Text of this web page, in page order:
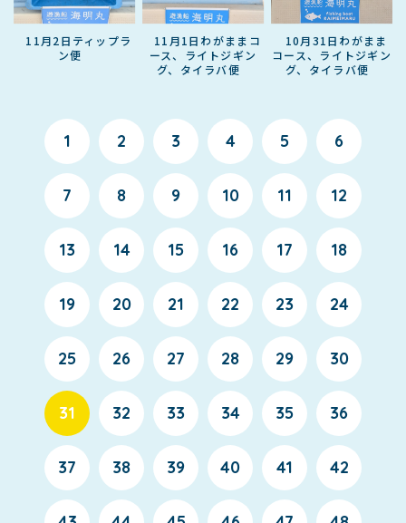
11月2日ティップラ
ン便
11月1日わがままコ
ース、ライトジギン
グ、タイラバ便
10月31日わがまま
コース、ライトジギン
グ、タイラバ便
1 2 3 4 5 6
7 8 9 10 11 12
13 14 15 16 17 18
19 20 21 22 23 24
25 26 27 28 29 30
31 32 33 34 35 36
37 38 39 40 41 42